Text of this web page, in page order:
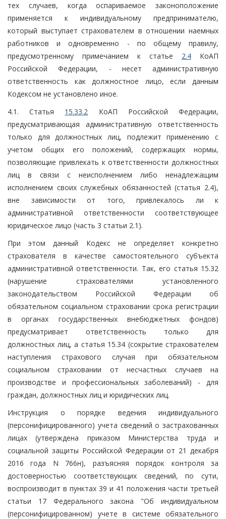
тех случаев, когда оспариваемое законоположение
применяется к индивидуальному предпринимателю,
который выступает страхователем в отношении наемных
работников и одновременно - по общему правилу,
предусмотренному примечанием к статье 2.4 КоАП
Российской Федерации, - несет административную
ответственность как должностное лицо, если данным
Кодексом не установлено иное.
4.1. Статья 15.33.2 КоАП Российской Федерации,
предусматривающая административную ответственность
только для должностных лиц, подлежит применению с
учетом общих его положений, содержащих нормы,
позволяющие привлекать к ответственности должностных
лиц в связи с неисполнением либо ненадлежащим
исполнением своих служебных обязанностей (статья 2.4),
вне зависимости от того, привлекалось ли к
административной ответственности соответствующее
юридическое лицо (часть 3 статьи 2.1).
При этом данный Кодекс не определяет конкретно
страхователя в качестве самостоятельного субъекта
административной ответственности. Так, его статья 15.32
(нарушение страхователями установленного
законодательством Российской Федерации об
обязательном социальном страховании срока регистрации
в органах государственных внебюджетных фондов)
предусматривает ответственность только для
должностных лиц, а статья 15.34 (сокрытие страхователем
наступления страхового случая при обязательном
социальном страховании от несчастных случаев на
производстве и профессиональных заболеваний) - для
граждан, должностных лиц и юридических лиц.
Инструкция о порядке ведения индивидуального
(персонифицированного) учета сведений о застрахованных
лицах (утверждена приказом Министерства труда и
социальной защиты Российской Федерации от 21 декабря
2016 года N 766н), разъясняя порядок контроля за
достоверностью соответствующих сведений, по сути,
воспроизводит в пунктах 39 и 41 положения части третьей
статьи 17 Федерального закона "Об индивидуальном
(персонифицированном) учете в системе обязательного